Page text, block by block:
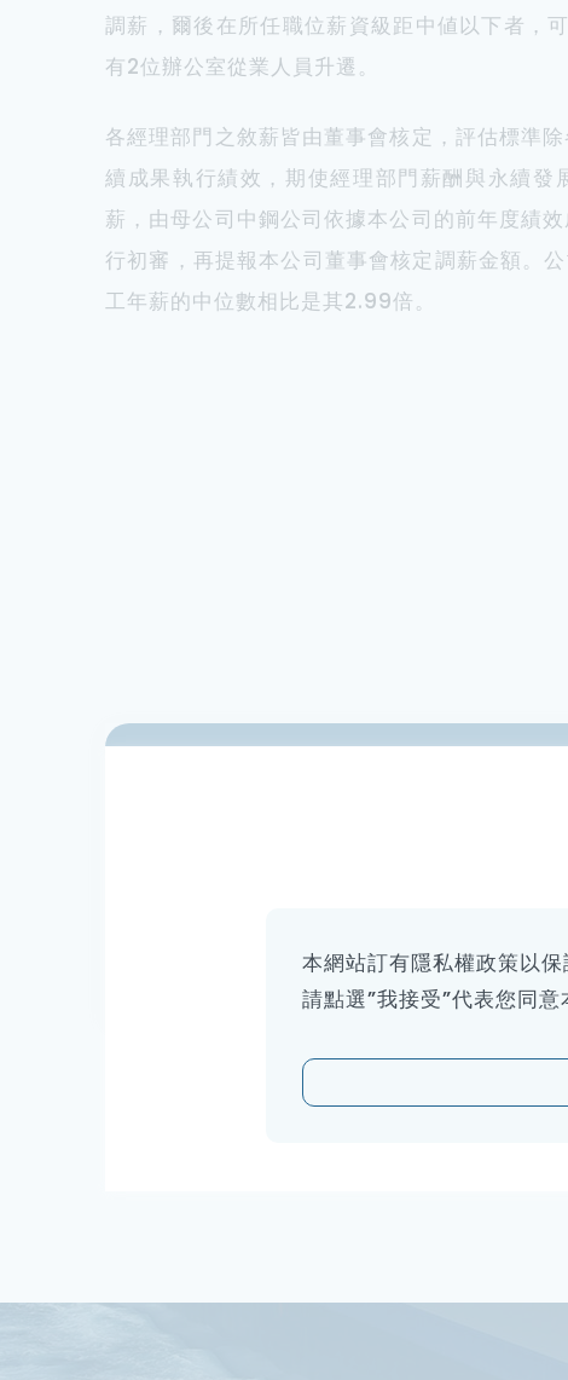
調薪，爾後在所任職位薪資級距中値以下者，
有2位辦公室從業人員升遷。
各經理部門之敘薪皆由董事會核定，評估標準
續成果執行績效，期使經理部門薪酬與永續發
薪，由母公司中鋼公司依據本公司的前年度績
行初審，再提報本公司董事會核定調薪金額。
工年薪的中位數相比是其2.99倍。
1.14%
2024年整體營收含合併中運巴拿馬、運鴻及
本網站訂有隱私權政策以
請點選”我接受”代表您同意